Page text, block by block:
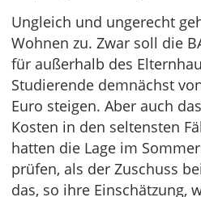
Ungleich und ungerecht
Wohnen zu. Zwar soll die
für außerhalb des
Studierende demnächst
Euro steigen. Aber auch
Kosten in den seltensten
hatten die Lage im
prüfen, als der Zuschuss
das, so ihre Einschätzung,